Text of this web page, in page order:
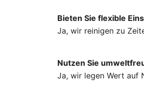
Bieten Sie flexible
Ja, wir reinigen zu
Nutzen Sie
Ja, wir legen Wert auf